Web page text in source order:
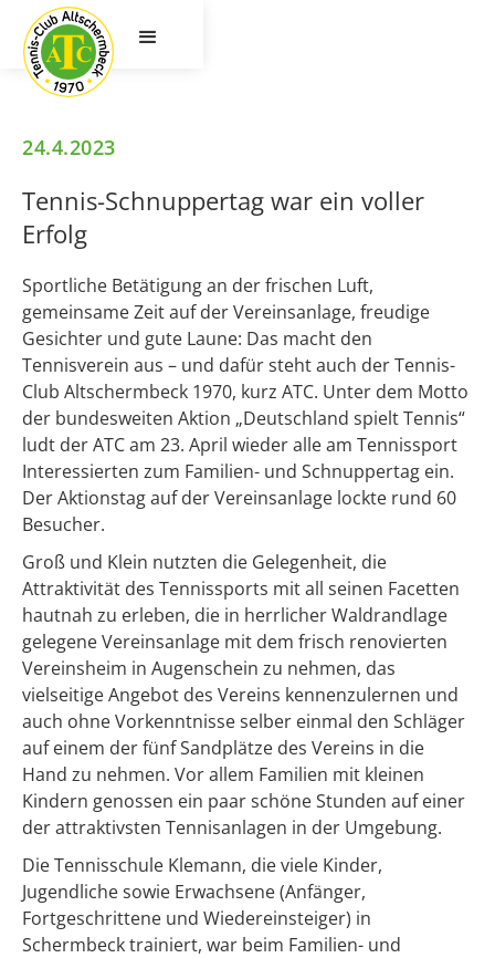
24.4.2023
Tennis-Schnuppertag war ein voller
Erfolg
Sportliche Betätigung an der frischen Luft,
gemeinsame Zeit auf der Vereinsanlage, freudige
Gesichter und gute Laune: Das macht den
Tennisverein aus – und dafür steht auch der Tennis-
Club Altschermbeck 1970, kurz ATC. Unter dem Motto
der bundesweiten Aktion „Deutschland spielt Tennis“
ludt der ATC am 23. April wieder alle am Tennissport
Interessierten zum Familien- und Schnuppertag ein.
Der Aktionstag auf der Vereinsanlage lockte rund 60
Besucher.
Groß und Klein nutzten die Gelegenheit, die
Attraktivität des Tennissports mit all seinen Facetten
hautnah zu erleben, die in herrlicher Waldrandlage
gelegene Vereinsanlage mit dem frisch renovierten
Vereinsheim in Augenschein zu nehmen, das
vielseitige Angebot des Vereins kennenzulernen und
auch ohne Vorkenntnisse selber einmal den Schläger
auf einem der fünf Sandplätze des Vereins in die
Hand zu nehmen. Vor allem Familien mit kleinen
Kindern genossen ein paar schöne Stunden auf einer
der attraktivsten Tennisanlagen in der Umgebung.
Die Tennisschule Klemann, die viele Kinder,
Jugendliche sowie Erwachsene (Anfänger,
Fortgeschrittene und Wiedereinsteiger) in
Schermbeck trainiert, war beim Familien- und